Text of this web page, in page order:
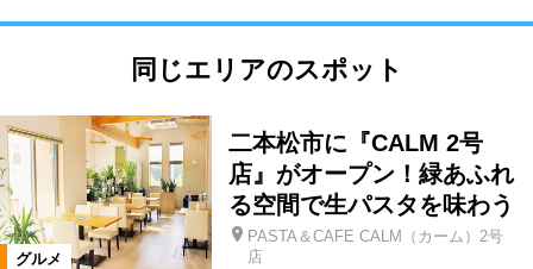
同じエリアのスポット
グルメ
二本松市に『CALM 2号
店』がオープン！緑あふれ
る空間で生パスタを味わう
PASTA＆CAFE CALM（カーム）2号
店